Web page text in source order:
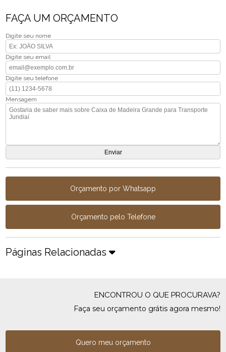
FAÇA UM ORÇAMENTO
Digite seu nome
Digite seu email
Digite seu telefone
Mensagem
Orçamento por Whatsapp
Orçamento pelo Telefone
Páginas Relacionadas
ENCONTROU O QUE PROCURAVA?
Faça seu orçamento grátis agora mesmo!
Quero meu orçamento